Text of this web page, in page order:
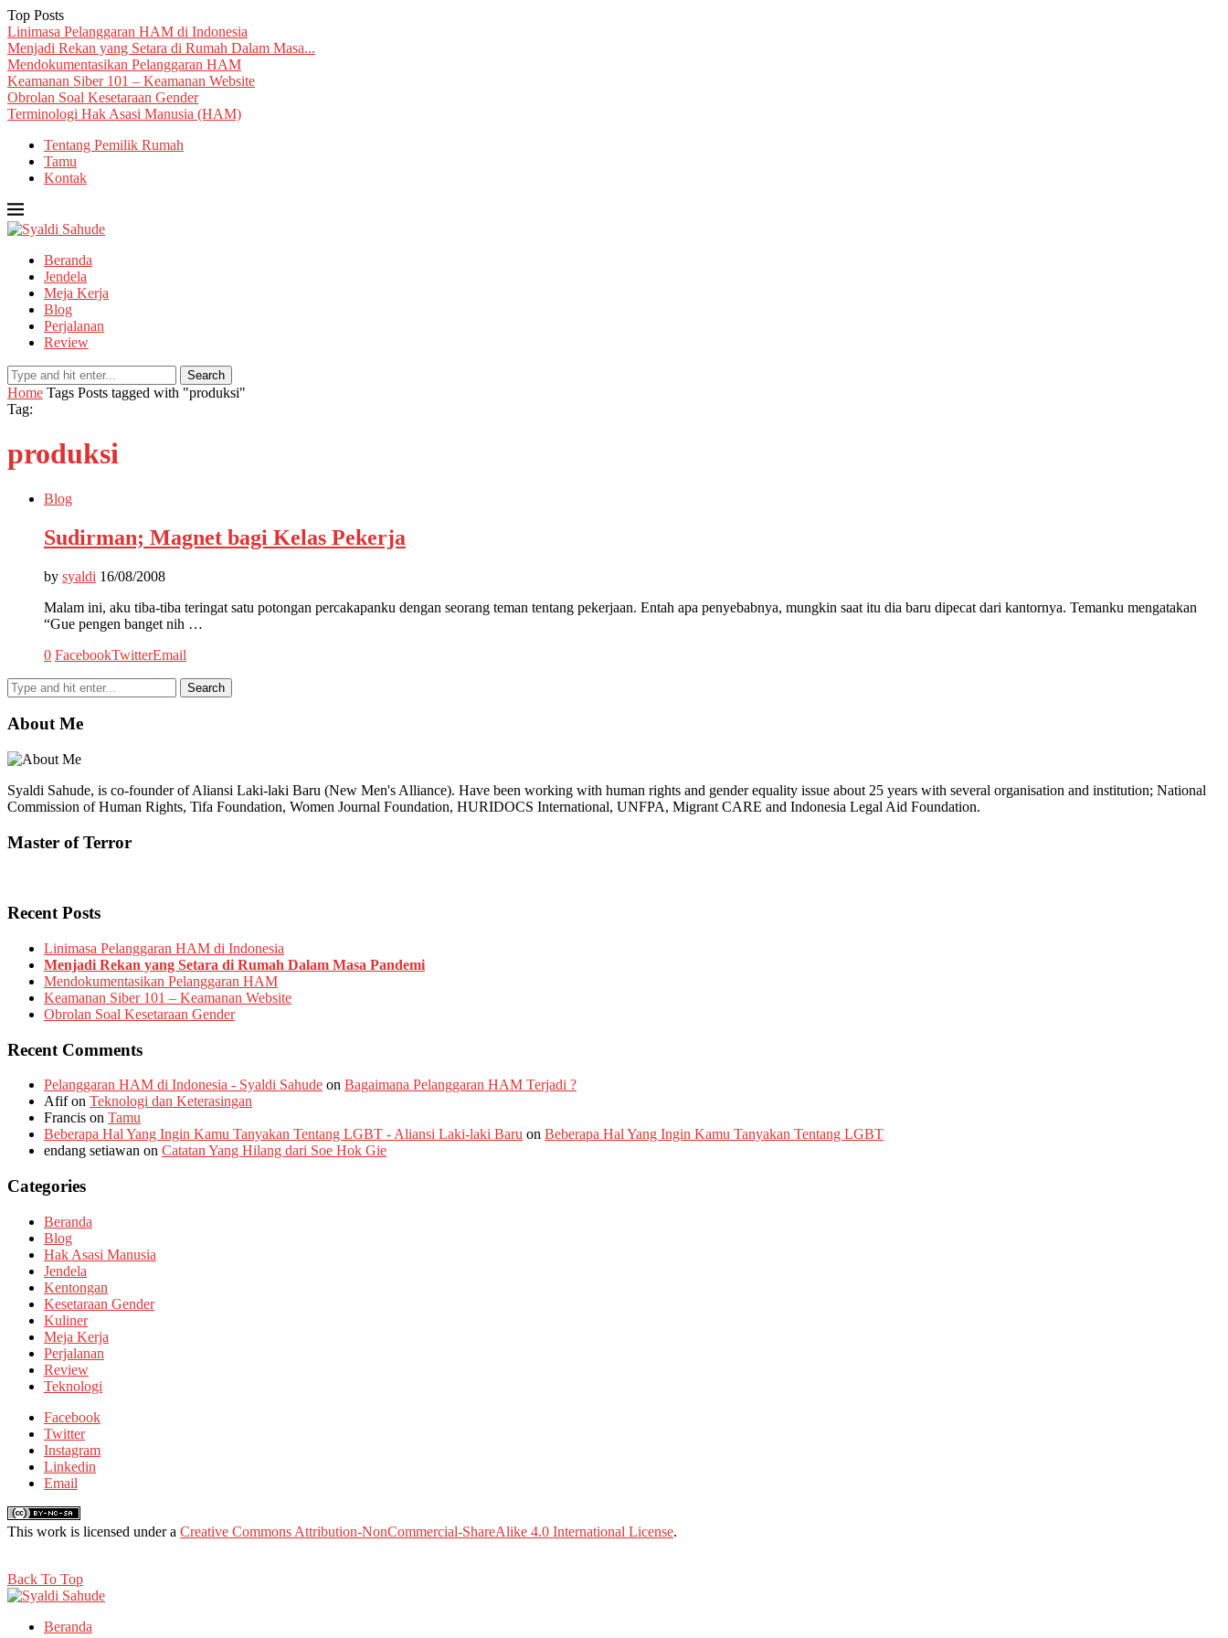
Top Posts
Linimasa Pelanggaran HAM di Indonesia
Menjadi Rekan yang Setara di Rumah Dalam Masa...
Mendokumentasikan Pelanggaran HAM
Keamanan Siber 101 – Keamanan Website
Obrolan Soal Kesetaraan Gender
Terminologi Hak Asasi Manusia (HAM)
Tentang Pemilik Rumah
Tamu
Kontak
Beranda
Jendela
Meja Kerja
Blog
Perjalanan
Review
Search
Home Tags Posts tagged with "produksi"
Tag:
produksi
Blog
Sudirman; Magnet bagi Kelas Pekerja
by syaldi 16/08/2008
Malam ini, aku tiba-tiba teringat satu potongan percakapanku dengan seorang teman tentang pekerjaan. Entah apa penyebabnya, mungkin saat itu dia baru dipecat dari kantornya. Temanku mengatakan
“Gue pengen banget nih …
0 FacebookTwitterEmail
About Me
Syaldi Sahude, is co-founder of Aliansi Laki-laki Baru (New Men's Alliance). Have been working with human rights and gender equality issue about 25 years with several organisation and institution; National
Commission of Human Rights, Tifa Foundation, Women Journal Foundation, HURIDOCS International, UNFPA, Migrant CARE and Indonesia Legal Aid Foundation.
Master of Terror
Recent Posts
Linimasa Pelanggaran HAM di Indonesia
Menjadi Rekan yang Setara di Rumah Dalam Masa Pandemi
Mendokumentasikan Pelanggaran HAM
Keamanan Siber 101 – Keamanan Website
Obrolan Soal Kesetaraan Gender
Recent Comments
Pelanggaran HAM di Indonesia - Syaldi Sahude on Bagaimana Pelanggaran HAM Terjadi ?
Afifon Teknologi dan Keterasingan
Francis on Tamu
Beberapa Hal Yang Ingin Kamu Tanyakan Tentang LGBT - Aliansi Laki-laki Baru on Beberapa Hal Yang Ingin Kamu Tanyakan Tentang LGBT
endang setiawan on Catatan Yang Hilang dari Soe Hok Gie
Categories
Beranda
Blog
Hak Asasi Manusia
Jendela
Kentongan
Kesetaraan Gender
Kuliner
Meja Kerja
Perjalanan
Review
Teknologi
Facebook
Twitter
Instagram
Linkedin
Email
This work is licensed under a Creative Commons Attribution-NonCommercial-ShareAlike 4.0 International License.
Back To Top
Beranda